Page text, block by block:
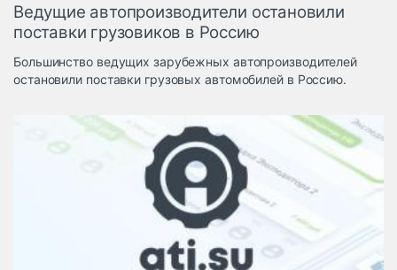
Таможня и ВЭД
грузовые
терминалы
Спецтехника
Автосервис,
запчасти, шины
Топливо, масла и
автохимия
Дзен
Ведущие автопроизводители остановили
поставки грузовиков в Россию
Большинство ведущих зарубежных автопроизводителей
остановили поставки грузовых автомобилей в Россию.